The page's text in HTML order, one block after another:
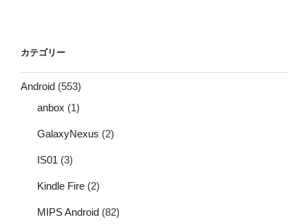
カテゴリー
Android (553)
anbox (1)
GalaxyNexus (2)
IS01 (3)
Kindle Fire (2)
MIPS Android (82)